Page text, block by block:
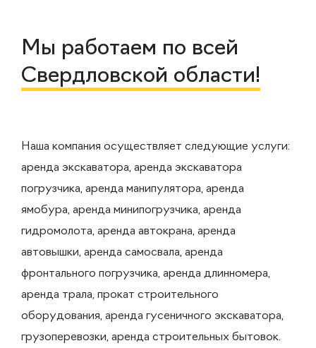
Мы работаем по всей
Свердловской области!
Наша компания осуществляет следующие услуги:
аренда экскаватора, аренда экскаватора
погрузчика, аренда манипулятора, аренда
ямобура, аренда минипогрузчика, аренда
гидромолота, аренда автокрана, аренда
автовышки, аренда самосвала, аренда
фронтального погрузчика, аренда длинномера,
аренда трала, прокат строительного
оборудования, аренда гусеничного экскаватора,
грузоперевозки, аренда строительных бытовок.